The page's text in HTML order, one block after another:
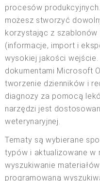
procesów
możesz stworzyć
korzystając z szablonów
(informacje, import i
wysokiej jakości
dokumentami Microsoft
tworzenie dzienników i
diagnozy za pomocą
narzędzi jest
weterynaryjnej.
Tematy są wybierane
typów i aktualizowane w
wyszukiwanie
programowaną